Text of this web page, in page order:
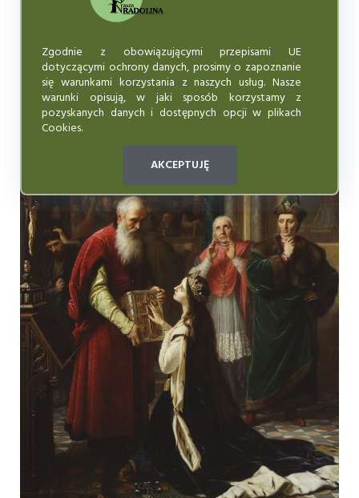
Zgodnie z obowiązującymi przepisami UE
dotyczącymi ochrony danych, prosimy o zapoznanie
się warunkami korzystania z naszych usług. Nasze
warunki opisują, w jaki sposób korzystamy z
pozyskanych danych i dostępnych opcji w plikach
Cookies.
AKCEPTUJĘ